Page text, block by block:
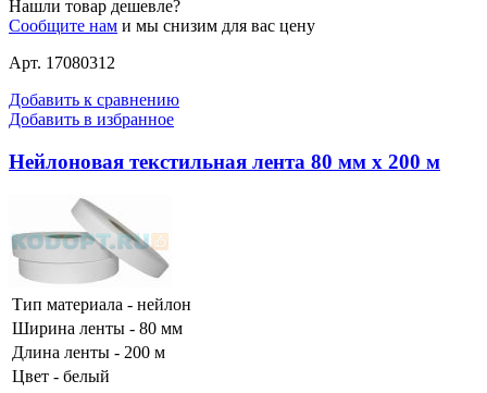
Нашли товар дешевле?
Сообщите нам и мы снизим для вас цену
Арт. 17080312
Добавить к сравнению
Добавить в избранное
Нейлоновая текстильная лента 80 мм х 200 м
Тип материала - нейлон
Ширина ленты - 80 мм
Длина ленты - 200 м
Цвет - белый